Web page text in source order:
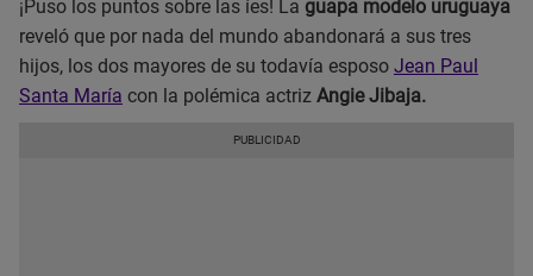
¡Puso los puntos sobre las íes! La guapa modelo uruguaya
reveló que por nada del mundo abandonará a sus tres
hijos, los dos mayores de su todavía esposo Jean Paul
Santa María con la polémica actriz Angie Jibaja.